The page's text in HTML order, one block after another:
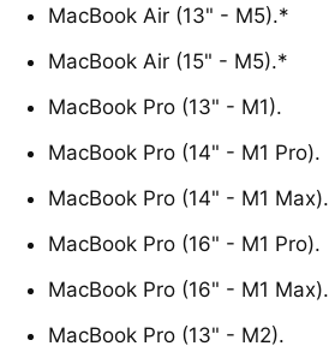
MacBook Air (13" - M5).*
MacBook Air (15" - M5).*
MacBook Pro (13" - M1).
MacBook Pro (14" - M1 Pro).
MacBook Pro (14" - M1 Max).
MacBook Pro (16" - M1 Pro).
MacBook Pro (16" - M1 Max).
MacBook Pro (13" - M2).